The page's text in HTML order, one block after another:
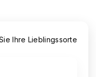
Ihre Lieblingssorte